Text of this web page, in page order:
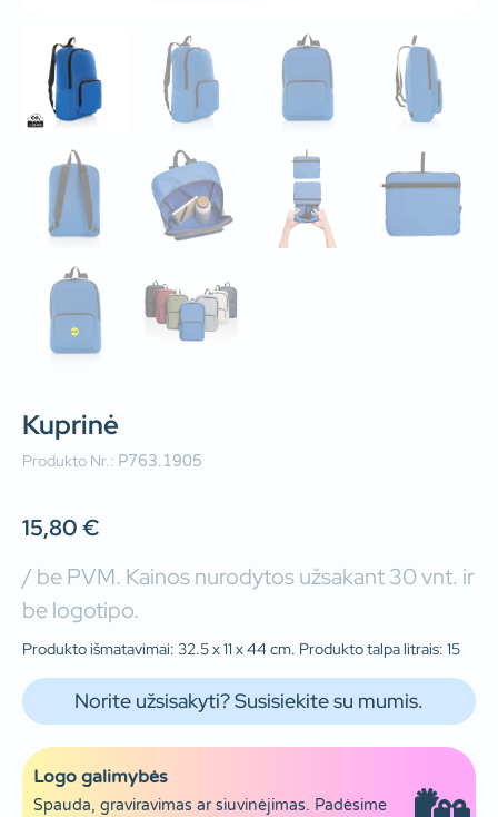
Kuprinė
Produkto Nr.: P763.1905
15,80€
/ be PVM. Kainos nurodytos užsakant 30 vnt. ir
be logotipo.
Produkto išmatavimai: 32.5 x 11 x 44 cm. Produkto talpa litrais: 15
Norite užsisakyti? Susisiekite su mumis.
Logo galimybės
Spauda, graviravimas ar siuvinėjimas. Padėsime